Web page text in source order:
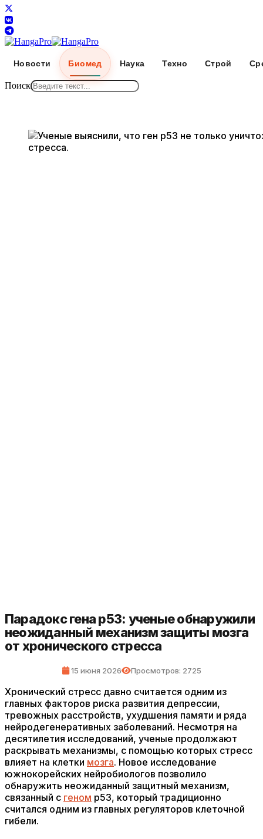
Новости Биомед Наука Техно Строй
Поиск
Парадокс гена p53: ученые обнаружили
неожиданный механизм защиты мозга
от хронического стресса
15 июня 2026 Просмотров: 2725
Хронический стресс давно считается одним из
главных факторов риска развития депрессии,
тревожных расстройств, ухудшения памяти и ряда
нейродегенеративных заболеваний. Несмотря на
десятилетия исследований, ученые продолжают
раскрывать механизмы, с помощью которых стресс
влияет на клетки мозга. Новое исследование
южнокорейских нейробиологов позволило
обнаружить неожиданный защитный механизм,
связанный с геном p53, который традиционно
считался одним из главных регуляторов клеточной
гибели.